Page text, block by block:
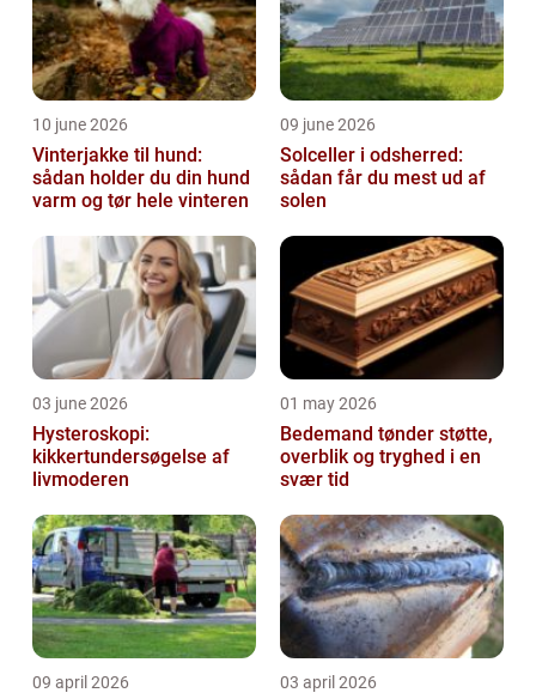
10 june 2026
Vinterjakke til hund:
sådan holder du din hund
varm og tør hele vinteren
09 june 2026
Solceller i odsherred:
sådan får du mest ud af
solen
03 june 2026
Hysteroskopi:
kikkertundersøgelse af
livmoderen
01 may 2026
Bedemand tønder støtte,
overblik og tryghed i en
svær tid
09 april 2026 03 april 2026